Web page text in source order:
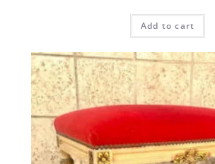
Add to cart